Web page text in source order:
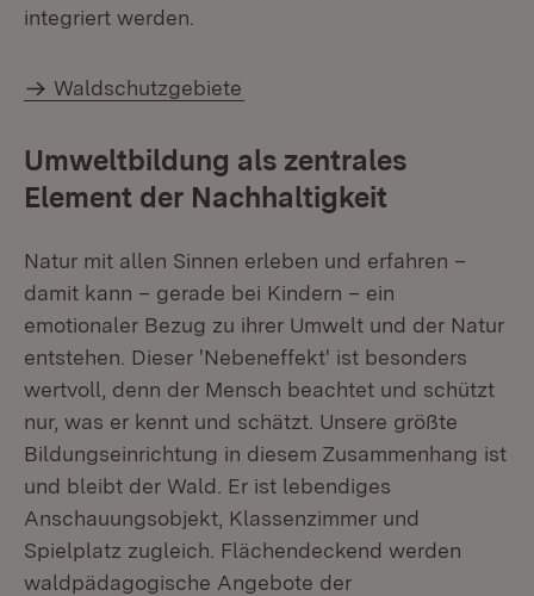
integriert werden.
Waldschutzgebiete
Umweltbildung als zentrales
Element der Nachhaltigkeit
Natur mit allen Sinnen erleben und erfahren –
damit kann – gerade bei Kindern – ein
emotionaler Bezug zu ihrer Umwelt und der Natur
entstehen. Dieser 'Nebeneffekt' ist besonders
wertvoll, denn der Mensch beachtet und schützt
nur, was er kennt und schätzt. Unsere größte
Bildungseinrichtung in diesem Zusammenhang ist
und bleibt der Wald. Er ist lebendiges
Anschauungsobjekt, Klassenzimmer und
Spielplatz zugleich. Flächendeckend werden
waldpädagogische Angebote der